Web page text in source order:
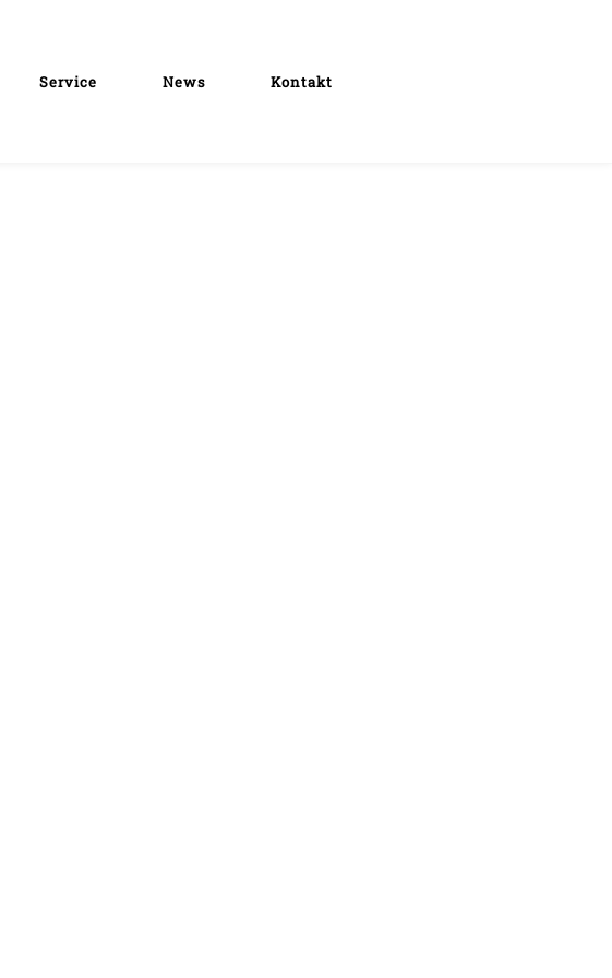
Service News Kontakt